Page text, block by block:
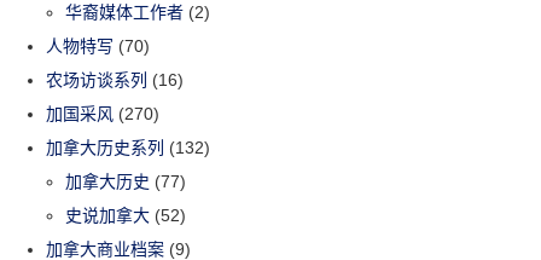
华裔媒体工作者 (2)
人物特写 (70)
农场访谈系列 (16)
加国采风 (270)
加拿大历史系列 (132)
加拿大历史 (77)
史说加拿大 (52)
加拿大商业档案 (9)